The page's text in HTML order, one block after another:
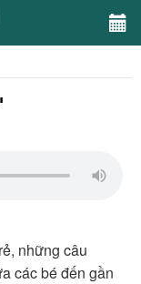
những câu
các bé đến gần